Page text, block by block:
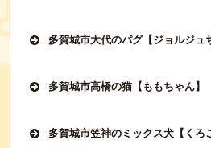
多賀城市大代のパグ【ジョルジュ
多賀城市高橋の猫【ももちゃん】
多賀城市笠神のミックス犬【くろ